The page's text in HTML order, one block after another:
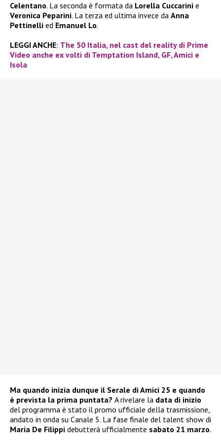
Celentano. La seconda è formata da Lorella Cuccarini e
Veronica Peparini. La terza ed ultima invece da Anna
Pettinelli ed Emanuel Lo.
LEGGI ANCHE: The 50 Italia, nel cast del reality di Prime
Video anche ex volti di Temptation Island, GF, Amici e
Isola
Ma quando inizia dunque il Serale di Amici 25 e quando
è prevista la prima puntata? A rivelare la data di inizio
del programma è stato il promo ufficiale della trasmissione,
andato in onda su Canale 5. La fase finale del talent show di
Maria De Filippi debutterà ufficialmente sabato 21 marzo.